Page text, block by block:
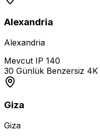
Alexandria
Alexandria
Mevcut IP 140
30 Günlük Benzersiz 4K
Giza
Giza